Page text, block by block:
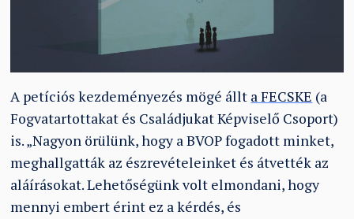
A petíciós kezdeményezés mögé állt a FECSKE (a
Fogvatartottakat és Családjukat Képviselő Csoport)
is. „Nagyon örülünk, hogy a BVOP fogadott minket,
meghallgatták az észrevételeinket és átvették az
aláírásokat. Lehetőségünk volt elmondani, hogy
mennyi embert érint ez a kérdés, és